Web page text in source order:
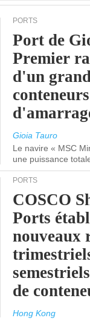
PORTS
Port de
Premier
d'un
Gioia Tauro
Le navire « MSC
une puissance
PORTS
COSCO
Ports
nouveaux
de
Hong Kong